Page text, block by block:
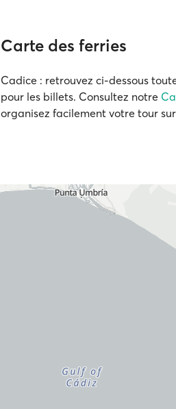
Carte des ferries
Cadice : retrouvez ci-dessous
pour les billets. Consultez notre
organisez facilement votre tour